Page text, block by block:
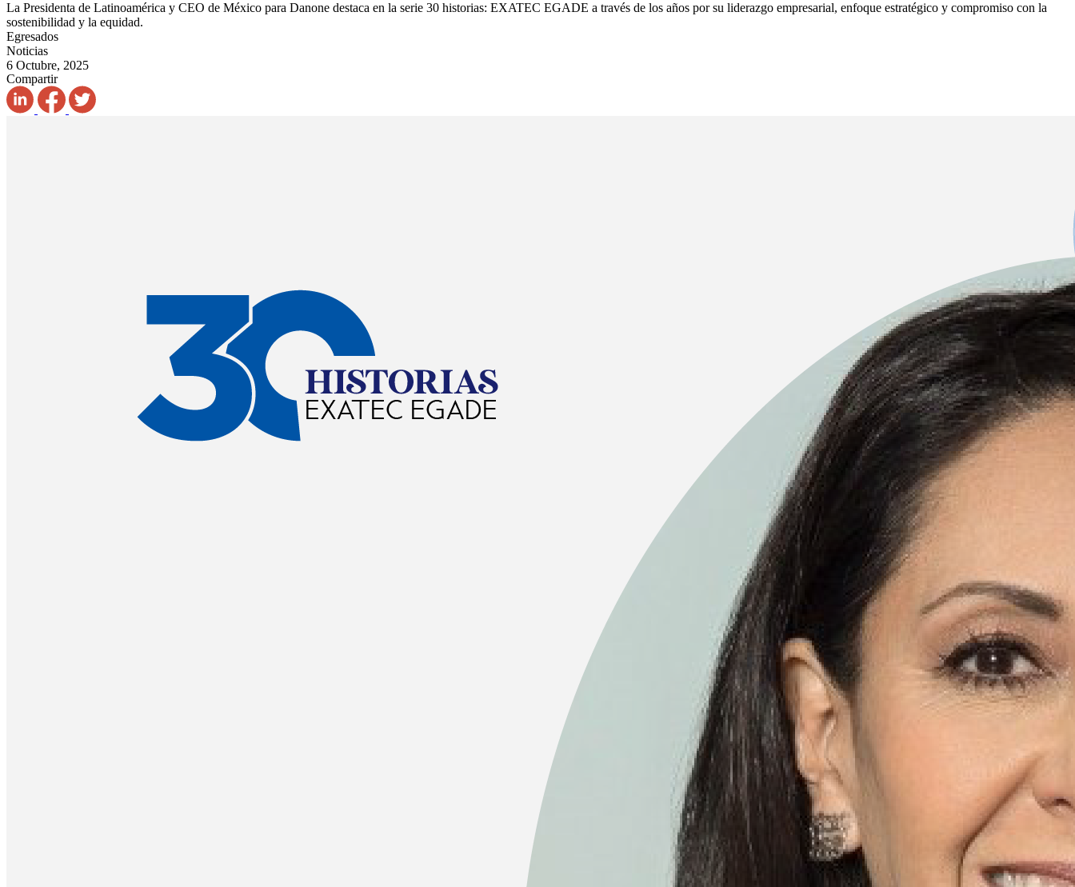
La Presidenta de Latinoamérica y CEO de México para Danone destaca en la serie 30 historias: EXATEC EGADE a través de los años por su liderazgo empresarial, enfoque estratégico y compromiso con la
sostenibilidad y la equidad.
Egresados
Noticias
6 Octubre, 2025
Compartir